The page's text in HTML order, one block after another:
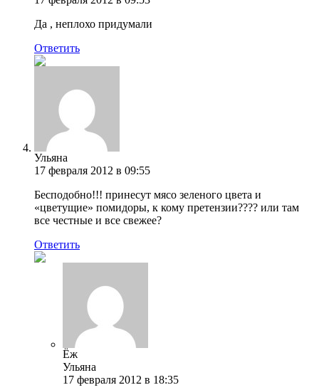
Да , неплохо придумали
Ответить
Ульяна
17 февраля 2012 в 09:55
Бесподобно!!! принесут мясо зеленого цвета и
«цветущие» помидоры, к кому претензии???? или там
все честные и все свежее?
Ответить
Ёж
Ульяна
17 февраля 2012 в 18:35